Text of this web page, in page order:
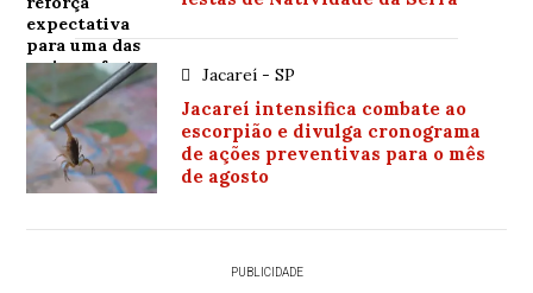
Jacareí - SP
Jacareí intensifica combate ao
escorpião e divulga cronograma
de ações preventivas para o mês
de agosto
PUBLICIDADE